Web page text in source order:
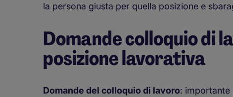
la persona giusta per quella posizione e
Domande colloquio di
posizione lavorativa
Domande del colloquio di lavoro: importante